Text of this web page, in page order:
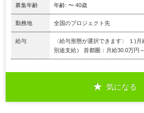
募集年齢 年齢: 〜 40歳
勤務地 全国のプロジェクト先
給与
〈給与形態が選択できます〉 １)
別途支給） 首都圏：月給30.0万円
気になる